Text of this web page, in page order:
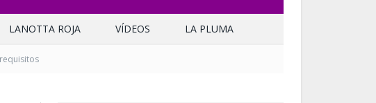
LANOTTA ROJA VÍDEOS LA PLUMA